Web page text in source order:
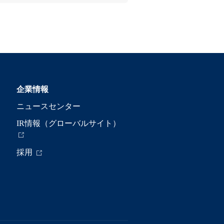
企業情報
ニュースセンター
IR情報（グローバルサイト）
採用